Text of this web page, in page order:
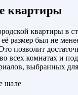
квартиры
квартиры в
размер был не
позволит
всех комнатах и
выбранных